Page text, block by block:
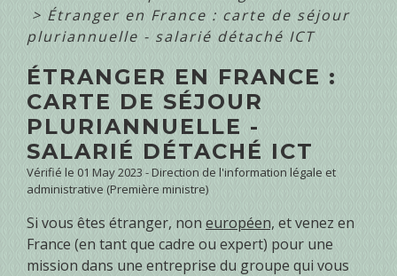
> Étranger en France : carte de séjour
pluriannuelle - salarié détaché ICT
ÉTRANGER EN FRANCE :
CARTE DE SÉJOUR
PLURIANNUELLE -
SALARIÉ DÉTACHÉ ICT
Vérifié le 01 May 2023 - Direction de l'information légale et
administrative (Première ministre)
Si vous êtes étranger, noneuropéen, et venez en
France (en tant que cadre ou expert) pour une
mission dans une entreprise du groupe qui vous